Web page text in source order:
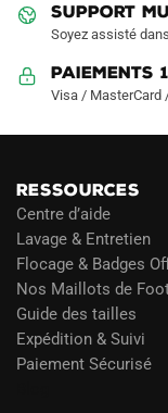
produit
SUPPORT
Soyez assisté
Paiements
Visa / MasterCard
RESSOURCES
Centre d’aide
Lavage & Entretien
Flocage & Badges
Nos Maillots de
Guide des tailles
Expédition & Suivi
Paiement Sécurisé